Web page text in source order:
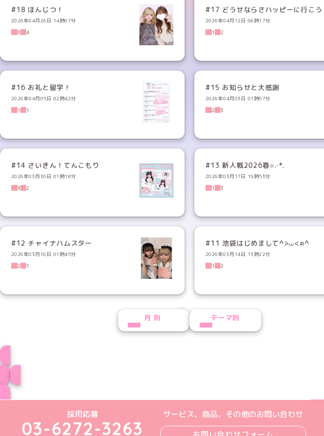
#18 ほんじつ！
2026年04月26日 14時07分
3
4
#17 どうせならさハッピーに行こう
2026年04月12日 06時17分
1
2
#16 お礼と留学！
2026年04月05日 02時42分
1
1
#15 お知らせと大感謝
2026年04月03日 01時07分
2
3
#14 さいきん！てんこもり
2026年03月30日 01時18分
3
2
#13 新人戦2026春⟡.·*.
2026年03月17日 19時53分
1
3
#12 チャイナハムスター
2026年03月16日 01時45分
2
1
#11 池袋はじめまして^>⩊<ฅ^
2026年03月14日 13時22分
1
2
NEXT
月別 テーマ別
めいどりーみんTikTok公式アカウント
めいどりーみんX公式アカウント
めいどりーみんInstagram公式アカウント
めいどりーみんFacebook公式アカウント
めいどりーみんYouTube公式アカウント
採用応募
03-6272-3263
サービス、商品、その他のお問い合わせ